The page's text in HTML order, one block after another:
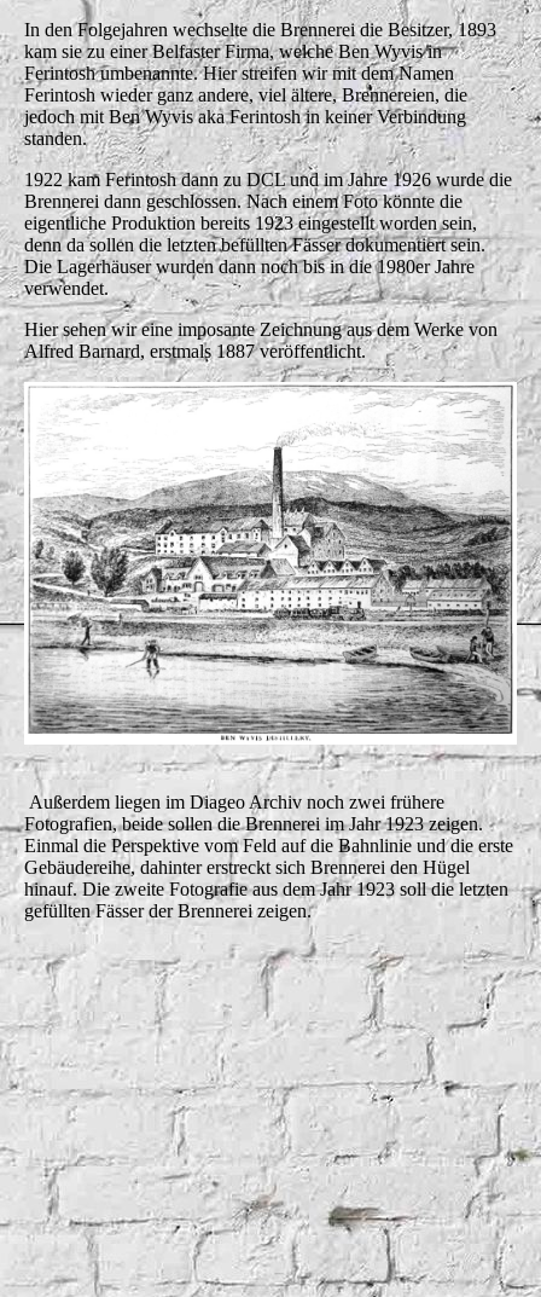
In den Folgejahren wechselte die Brennerei die Besitzer, 1893
kam sie zu einer Belfaster Firma, welche Ben Wyvis in
Ferintosh umbenannte. Hier streifen wir mit dem Namen
Ferintosh wieder ganz andere, viel ältere, Brennereien, die
jedoch mit Ben Wyvis aka Ferintosh in keiner Verbindung
standen.
1922 kam Ferintosh dann zu DCL und im Jahre 1926 wurde die
Brennerei dann geschlossen. Nach einem Foto könnte die
eigentliche Produktion bereits 1923 eingestellt worden sein,
denn da sollen die letzten befüllten Fässer dokumentiert sein.
Die Lagerhäuser wurden dann noch bis in die 1980er Jahre
verwendet.
Hier sehen wir eine imposante Zeichnung aus dem Werke von
Alfred Barnard, erstmals 1887 veröffentlicht.
Außerdem liegen im Diageo Archiv noch zwei frühere
Fotografien, beide sollen die Brennerei im Jahr 1923 zeigen.
Einmal die Perspektive vom Feld auf die Bahnlinie und die erste
Gebäudereihe, dahinter erstreckt sich Brennerei den Hügel
hinauf. Die zweite Fotografie aus dem Jahr 1923 soll die letzten
gefüllten Fässer der Brennerei zeigen.